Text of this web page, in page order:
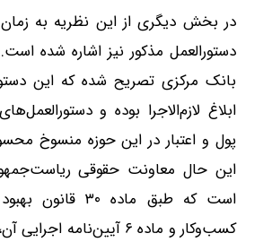
در بخش دیگری از این نظریه به زمان
دستورالعمل مذکور نیز اشاره شده
بانک مرکزی تصریح شده که این
ابلاغ لازم‌الاجرا بوده و
پول و اعتبار در این حوزه منسوخ
این حال معاونت حقوقی
است که طبق ماده
کسب‌وکار و ماده ۶ آیین‌نامه